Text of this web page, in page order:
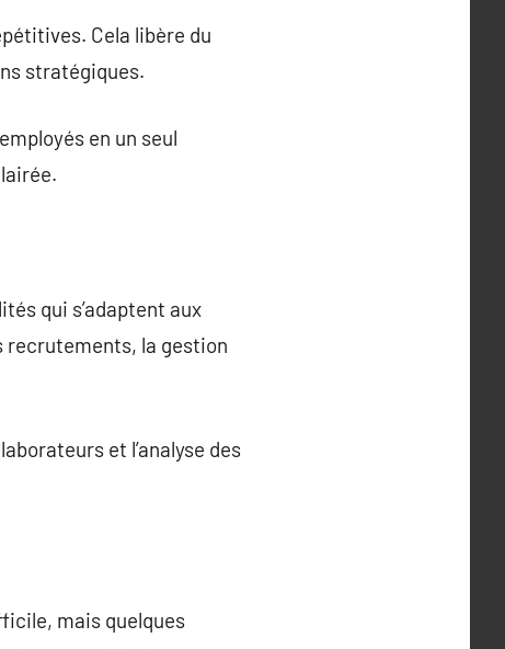
Cela libère du
stratégiques.
en un seul
qui s’adaptent aux
recrutements, la gestion
et l’analyse des
mais quelques